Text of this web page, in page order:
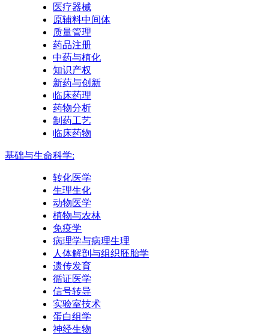
医疗器械
原辅料中间体
质量管理
药品注册
中药与植化
知识产权
新药与创新
临床药理
药物分析
制药工艺
临床药物
基础与生命科学:
转化医学
生理生化
动物医学
植物与农林
免疫学
病理学与病理生理
人体解剖与组织胚胎学
遗传发育
循证医学
信号转导
实验室技术
蛋白组学
神经生物